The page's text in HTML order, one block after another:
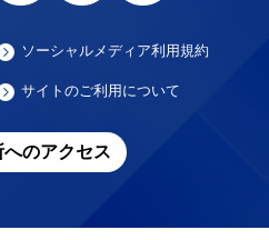
ソーシャルメディア利用規約
サイトのご利用について
へのアクセス